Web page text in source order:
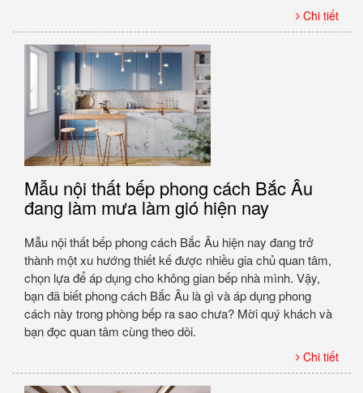
Chi tiết
Mẫu nội thất bếp phong cách Bắc Âu
đang làm mưa làm gió hiện nay
Mẫu nội thất bếp phong cách Bắc Âu hiện nay đang trở
thành một xu hướng thiết kế được nhiều gia chủ quan tâm,
chọn lựa để áp dụng cho không gian bếp nhà mình. Vậy,
bạn đã biết phong cách Bắc Âu là gì và áp dụng phong
cách này trong phòng bếp ra sao chưa? Mời quý khách và
bạn đọc quan tâm cùng theo dõi.
Chi tiết